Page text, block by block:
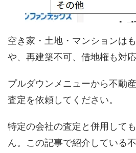
空き家・土地・マンションは
や、再建築不可、借地権も対応
プルダウンメニューから不動
査定を依頼してください。
特定の会社の査定と併用して
ん。この記事で紹介している